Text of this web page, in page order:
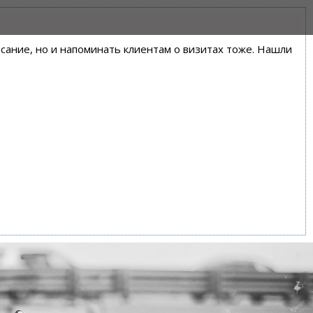
но и напоминать клиентам о визитах тоже. Нашли